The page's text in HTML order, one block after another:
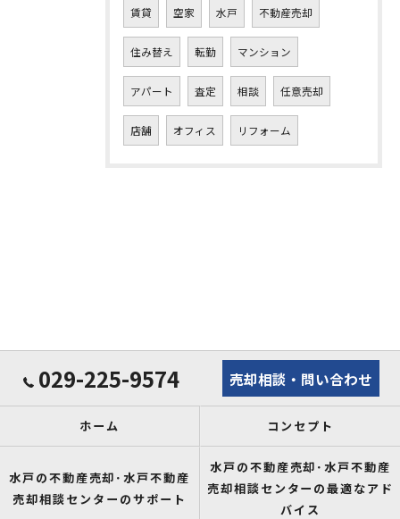
賃貸 空家 水戸 不動産売却
住み替え 転勤 マンション
アパート 査定 相談 任意売却
店舗 オフィス リフォーム
029-225-9574 売却相談・問い合わせ
ホーム コンセプト
水戸の不動産売却･水戸不動産
売却相談センターのサポート
水戸の不動産売却･水戸不動産
売却相談センターの最適なアド
バイス